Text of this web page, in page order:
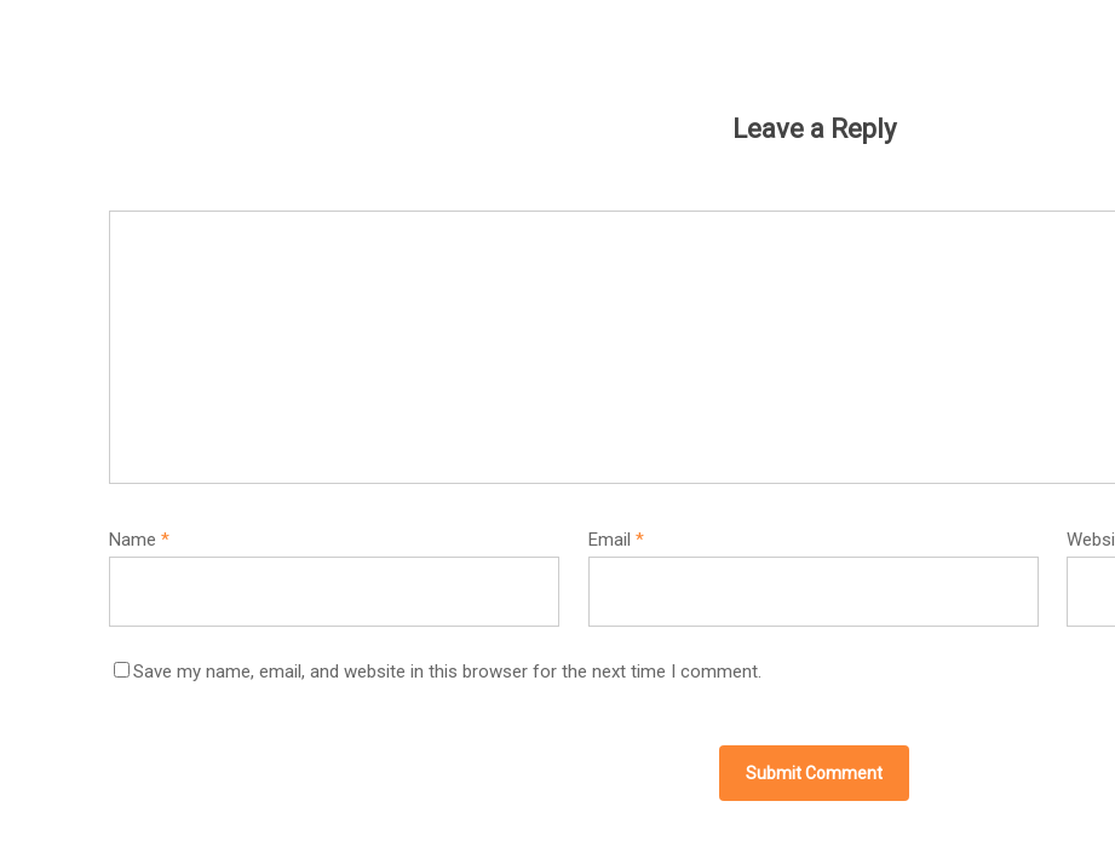
Leave a Reply
Name * Email *
Save my name, email, and website in this browser for the next time I comment.